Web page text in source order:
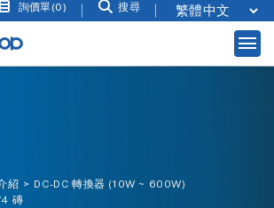
詢價單(0) 搜尋
紹
DC-DC 轉換器 (10W ~ 600W)
4 磚